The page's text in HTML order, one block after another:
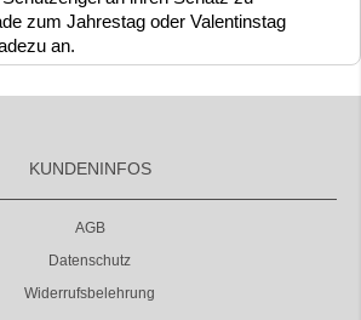
zum Jahrestag oder Valentinstag
an.
KUNDENINFOS
AGB
Datenschutz
Widerrufsbelehrung